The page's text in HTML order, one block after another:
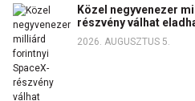
Közel negyvenezer
részvény válhat
2026. AUGUSZTUS 5.